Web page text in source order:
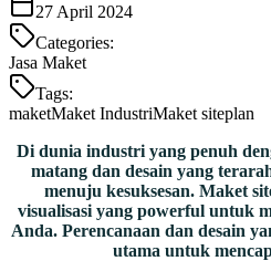
27 April 2024
Categories:
Jasa Maket
Tags:
maketMaket IndustriMaket siteplan
Di dunia industri yang penuh
matang dan desain yang
menuju kesuksesan. Maket
visualisasi yang powerful untuk
Anda. Perencanaan dan desain
utama untuk